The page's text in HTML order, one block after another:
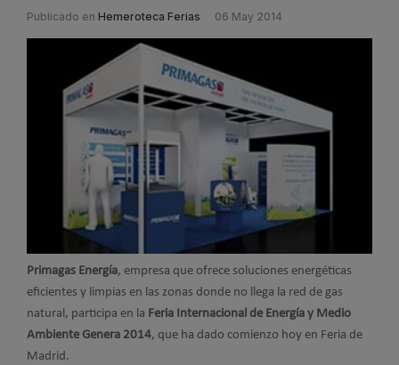
Publicado en Hemeroteca Ferias 06 May 2014
Primagas Energía, empresa que ofrece soluciones energéticas
eficientes y limpias en las zonas donde no llega la red de gas
natural, participa en la Feria Internacional de Energía y Medio
Ambiente Genera 2014, que ha dado comienzo hoy en Feria de
Madrid.